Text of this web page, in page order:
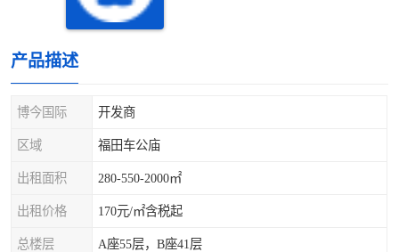
产品描述
博今国际 开发商
区域 福田车公庙
出租面积 280-550-2000㎡
出租价格 170元/㎡含税起
总楼层 A座55层，B座41层
龙岗区
光明区
龙华观澜